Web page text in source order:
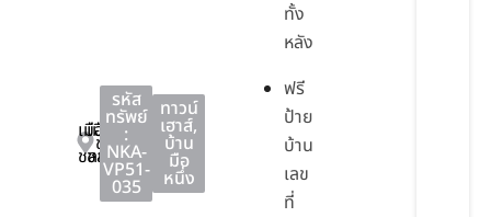
เมือง
ชลบุรี
เมือง
ชลบุรี
ชลบุรี
รหัส
ทรัพย์
:
NKA-
VP51-
035
ทาวน์
เฮาส์,
บ้าน
มือ
หนึ่ง
ทั้ง
หลัง
ฟรี
ป้าย
บ้าน
เลข
ที่